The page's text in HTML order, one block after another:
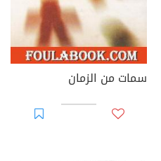
سمات من الزمان